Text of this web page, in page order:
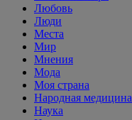
Любовь
Люди
Места
Мир
Мнения
Мода
Моя страна
Народная медицина
Наука